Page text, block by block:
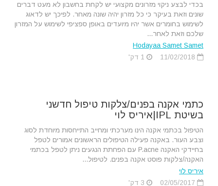
בכדי לבצע ניקוי מזרונים מקצועי יש לקחת בחשבון לא מעט דברים
שונים וזאת בעיקר כי כל מזרון יהיה שונה מאחר. לפיכך יש לדאוג
לשימוש בחומרים אשר יהיו מיועדים באופן ספציפי לשימוש על המזרון
שלכם וזאת לאחר...
Hodayaa Samet Samet
כתמי אקנה בפנים/צלקות טיפול חדשני
בשיטת IPL|איריס לוי
הטיפול בכתמי אקנה הינו מערכתי ומחייב התייחסות מיוחדת לסוג
וצבע העור. באקנה פעילה הטיפולים הראשונים אמורים לטפל
בחיידקי האקנה P.acne עם הפחתת הנגעים ניתן לטפל בכתמי
האקנה/צלקות פוסט אקנה בפנים. לטיפול...
איריס לוי